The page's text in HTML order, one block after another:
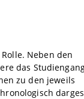
Neben den
das
zu den jeweils